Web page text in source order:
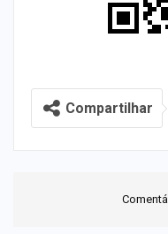
Compartilhar